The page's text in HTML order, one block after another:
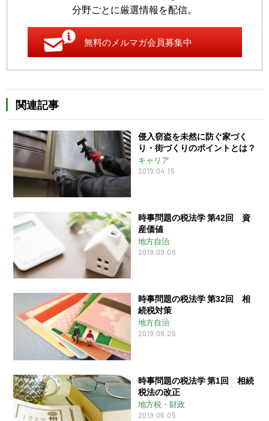
分野ごとに厳選情報を配信。
無料のメルマガ会員募集中
関連記事
侵入窃盗を未然に防ぐ家づく
り・街づくりのポイントとは？
キャリア
2019.04.15
時事問題の税法学 第42回 資
産価値
地方自治
2019.09.06
時事問題の税法学 第32回 相
続税対策
地方自治
2019.08.26
時事問題の税法学 第1回 相続
税法の改正
地方税・財政
2019.06.05